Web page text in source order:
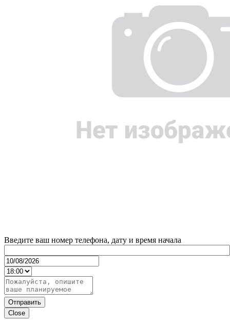
Введите ваш номер телефона, дату и время начала
Отправить
Close